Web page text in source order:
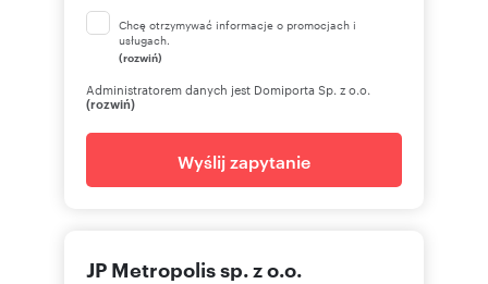
Chcę otrzymywać informacje o promocjach i
usługach.
(rozwiń)
Administratorem danych jest Domiporta Sp. z o.o.
(rozwiń)
Wyślij zapytanie
JP Metropolis sp. z o.o.